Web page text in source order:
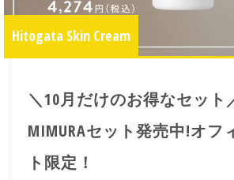
Hitogata Skin Cream
＼10月だけのお得なセット
MIMURAセット発売中!オフ
ト限定！